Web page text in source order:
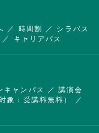
時間割
シラバス
キャリアパス
キャンパス
講演会
象：受講料無料）